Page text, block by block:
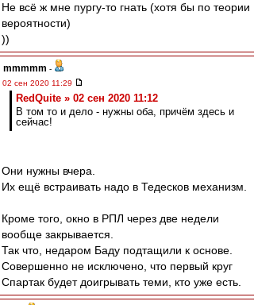
Не всё ж мне пургу-то гнать (хотя бы по теории
вероятности)
))
mmmmm -
02 сен 2020 11:29
RedQuite » 02 сен 2020 11:12
В том то и дело - нужны оба, причём здесь и
сейчас!
Они нужны вчера.
Их ещё встраивать надо в Тедесков механизм.
Кроме того, окно в РПЛ через две недели
вообще закрывается.
Так что, недаром Баду подтащили к основе.
Совершенно не исключено, что первый круг
Спартак будет доигрывать теми, кто уже есть.